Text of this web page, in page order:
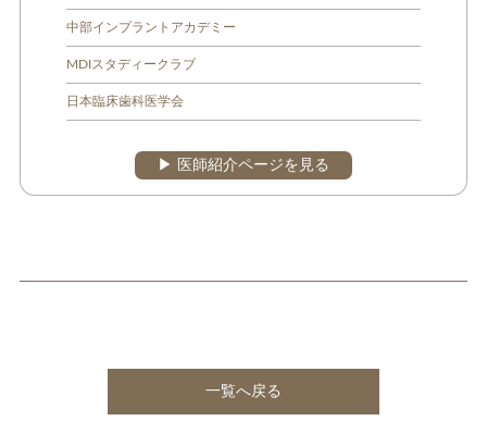
中部インプラントアカデミー
MDIスタディークラブ
日本臨床歯科医学会
▶︎ 医師紹介ページを見る
一覧へ戻る